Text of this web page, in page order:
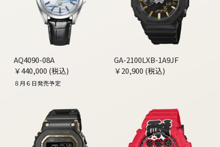
AQ4090-08A
￥440,000 (税込)
８月６日発売予定
GA-2100LXB-1A9JF
￥20,900 (税込)